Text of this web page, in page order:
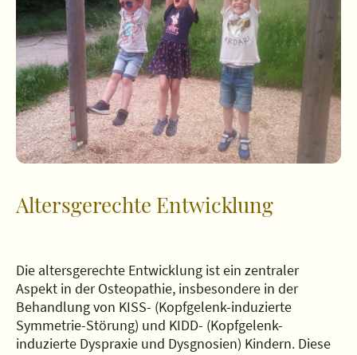
Altersgerechte Entwicklung
Die altersgerechte Entwicklung ist ein zentraler
Aspekt in der Osteopathie, insbesondere in der
Behandlung von KISS- (Kopfgelenk-induzierte
Symmetrie-Störung) und KIDD- (Kopfgelenk-
induzierte Dyspraxie und Dysgnosien) Kindern. Diese